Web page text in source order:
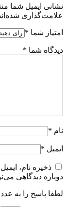
نشانی ایمیل شما
علامت‌گذاری
امتیاز شما *
دیدگاه شما *
نام *
ایمیل *
ذخیره نام،
دوباره دیدگاهی
لطفا پاسخ را به